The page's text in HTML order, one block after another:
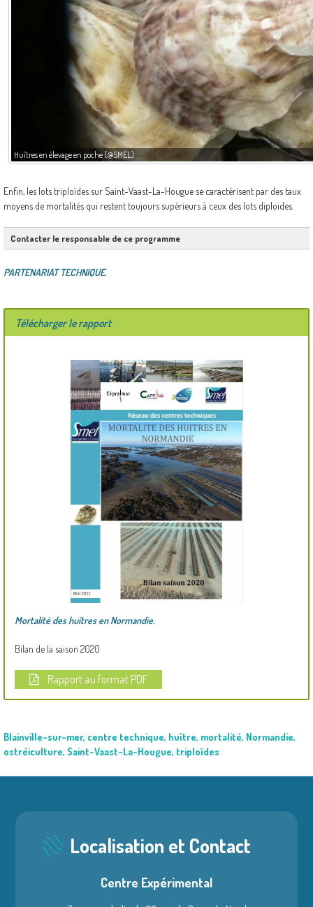
Huîtres en élevage en poche (@SMEL)
Enfin, les lots triploïdes sur Saint-Vaast-La-Hougue se caractérisent par des taux
moyens de mortalités qui restent toujours supérieurs à ceux des lots diploïdes.
Contacter le responsable de ce programme
PARTENARIAT TECHNIQUE.
Télécharger le rapport
Mortalité des huîtres en Normandie.
Bilan de la saison 2020
Rapport au format PDF
Blainville-sur-mer, centre technique, huître, mortalité, Normandie,
ostréiculture, Saint-Vaast-La-Hougue, triploïdes
Localisation et Contact
Centre Expérimental